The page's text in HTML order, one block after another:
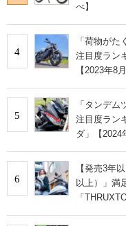
べ】
4
「荷物がた
注目度ラン
【2023年8
5
「タンデム
注目度ラン
ダ」【2024
6
【発売3年
以上）」満
「